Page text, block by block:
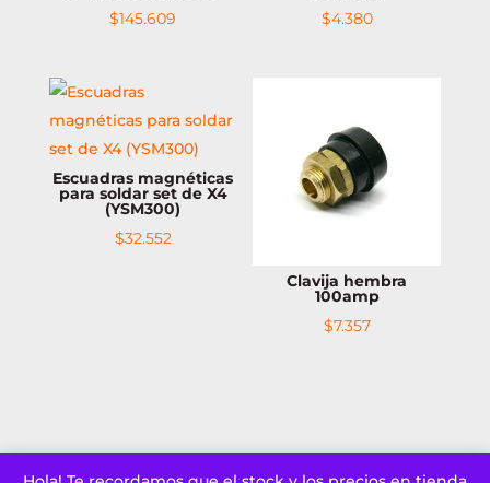
$145.609
$4.380
Escuadras magnéticas
para soldar set de X4
(YSM300)
$32.552
Clavija hembra
100amp
$7.357